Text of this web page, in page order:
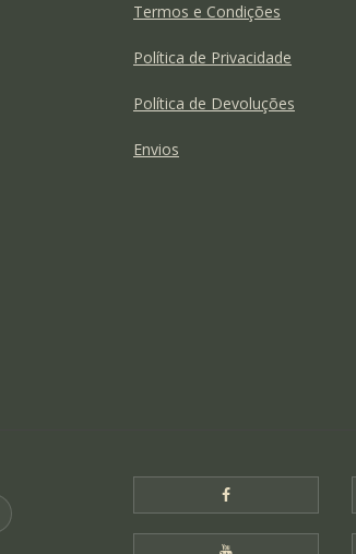
Termos e Condições
Política de Privacidade
Política de Devoluções
Envios
Facebook Templo